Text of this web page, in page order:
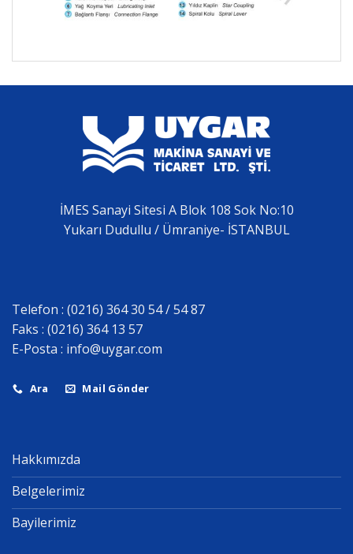
İMES Sanayi Sitesi A Blok 108 Sok No:10
Yukarı Dudullu / Ümraniye- İSTANBUL
Telefon : (0216) 364 30 54 / 54 87
Faks : (0216) 364 13 57
E-Posta : info@uygar.com
Ara Mail Gönder
Hakkımızda
Belgelerimiz
Bayilerimiz